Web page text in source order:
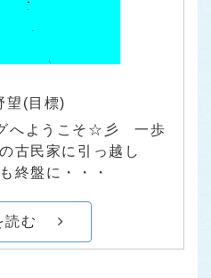
望(目標)
へようこそ☆彡 一歩
古民家に引っ越し
終盤に・・・
読む